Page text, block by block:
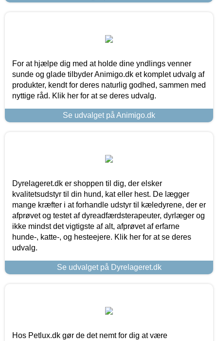
For at hjælpe dig med at holde dine yndlings venner
sunde og glade tilbyder Animigo.dk et komplet udvalg af
produkter, kendt for deres naturlig godhed, sammen med
nyttige råd. Klik her for at se deres udvalg.
Se udvalget på Animigo.dk
Dyrelageret.dk er shoppen til dig, der elsker
kvalitetsudstyr til din hund, kat eller hest. De lægger
mange kræfter i at forhandle udstyr til kæledyrene, der er
afprøvet og testet af dyreadfærdsterapeuter, dyrlæger og
ikke mindst det vigtigste af alt, afprøvet af erfarne
hunde-, katte-, og hesteejere. Klik her for at se deres
udvalg.
Se udvalget på Dyrelageret.dk
Hos Petlux.dk gør de det nemt for dig at være